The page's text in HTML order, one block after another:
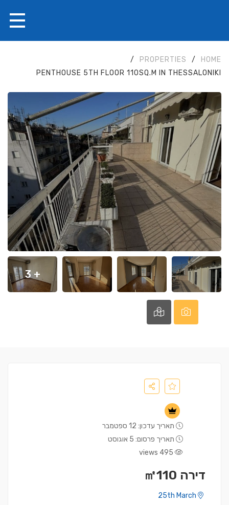
HOME
/
PROPERTIES
/
PENTHOUSE 5TH FLOOR 110SQ.M IN THESSALONIKI
+ 3
תאריך עדכון: 12 ספטמבר
תאריך פרסום: 5 אוגוסט
495 views
דירה ㎡110